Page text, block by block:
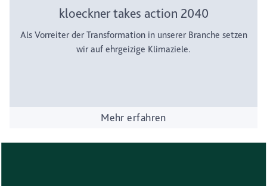
kloeckner takes action 2040
Als Vorreiter der Transformation in unserer Branche setzen
wir auf ehrgeizige Klimaziele.
Mehr erfahren